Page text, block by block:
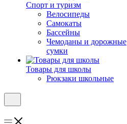
Спорт и туризм
Велосипеды
Самокаты
Бассейны
Чемоданы и дорожные
сумки
Товары для школы
Рюкзаки школьные